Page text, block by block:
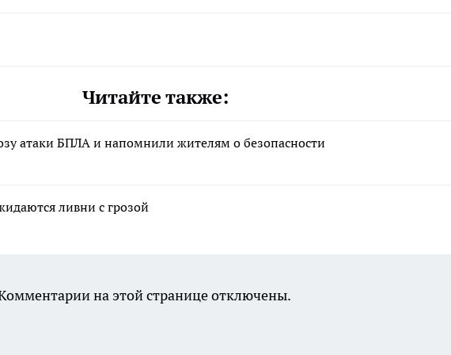
Читайте также:
атаки БПЛА и напомнили жителям о безопасности
ливни с грозой
на этой странице отключены.